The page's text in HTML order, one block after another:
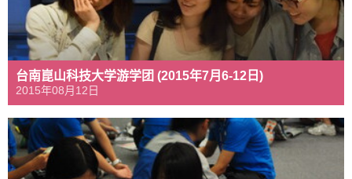
台南崑山科技大学游学团 (2015年7月6-12日)
2015年08月12日